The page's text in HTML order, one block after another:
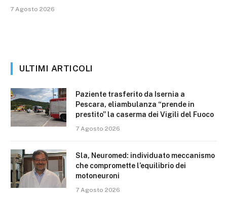
7 Agosto 2026
ULTIMI ARTICOLI
Paziente trasferito da Isernia a
Pescara, eliambulanza “prende in
prestito” la caserma dei Vigili del Fuoco
7 Agosto 2026
Sla, Neuromed: individuato meccanismo
che compromette l’equilibrio dei
motoneuroni
7 Agosto 2026